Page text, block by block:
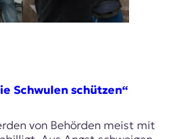
Schwulen schützen“
von Behörden meist mit